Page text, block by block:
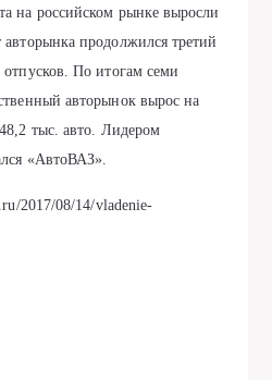
на российском рынке выросли
продолжился третий
отпусков. По итогам семи
авторынок вырос на
тыс. авто. Лидером
«АвтоВАЗ».
2017/08/14/vladenie-